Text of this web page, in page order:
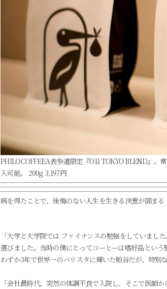
PHILOCOFFEEA表参道限定『O11 TOKYO BLEND』
入可能。 200g 3,197円
病を得たことで、後悔のない人生を生きる決意が固まる
「大学と大学院では ファイナンスの勉強をしていま
選びました。当時の僕にとってコーヒーは嗜好品という
わずか3年で世界一のバリスタに輝いた粕谷だが、特別
「会社員時代、突然の体調不良で入院し、そこで医